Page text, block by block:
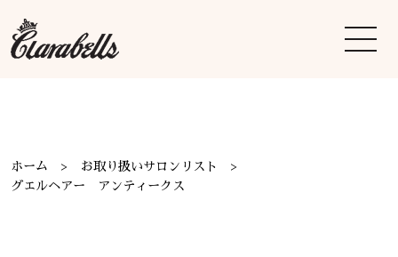
ホーム
お取り扱いサロンリスト
グエルヘアー アンティークス